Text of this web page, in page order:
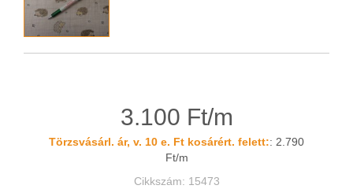
3.100 Ft/m
Törzsvásárl. ár, v. 10 e. Ft kosárért. felett:: 2.790
Ft/m
Cikkszám: 15473